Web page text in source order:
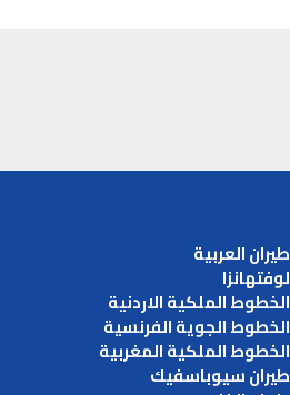
طيران العربية
لوفتهانزا
الخطوط الملكية الاردنية
الخطوط الجوية الفرنسية
الخطوط الملكية المغربية
طيران سيوباسفيك